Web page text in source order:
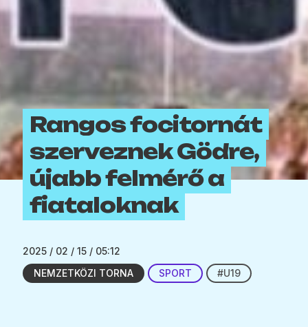
Rangos focitornát
szerveznek Gödre,
újabb felmérő a
fiataloknak
2025 / 02 / 15 / 05:12
NEMZETKÖZI TORNA
SPORT #U19